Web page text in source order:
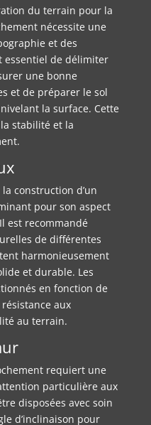
du terrain pour la
nécessite une
et des
essentiel de délimiter
une bonne
et de préparer le sol
la surface. Cette
stabilité et la
construction d’un
pour son aspect
est recommandé
de différentes
harmonieusement
et durable. Les
en fonction de
aux
au terrain.
requiert une
particulière aux
disposées avec soin
d’inclinaison pour